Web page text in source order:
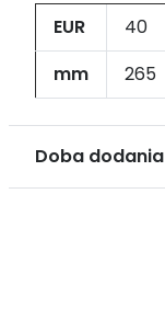
EUR 40
mm
265
Doba dodania